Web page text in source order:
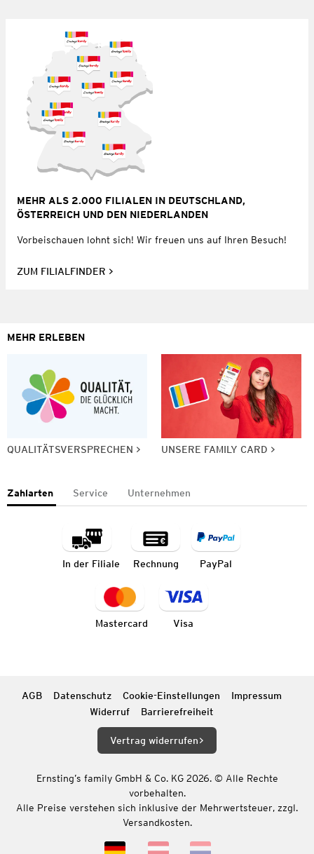
MEHR ALS 2.000 FILIALEN IN DEUTSCHLAND,
ÖSTERREICH UND DEN NIEDERLANDEN
Vorbeischauen lohnt sich! Wir freuen uns auf Ihren Besuch!
ZUM FILIALFINDER
MEHR ERLEBEN
QUALITÄTSVERSPRECHEN UNSERE FAMILY CARD
Zahlarten Service Unternehmen
In der Filiale Rechnung PayPal
Mastercard Visa
AGB Datenschutz Cookie-Einstellungen
Impressum
Widerruf
Barrierefreiheit
Vertrag widerrufen
Ernsting’s family GmbH & Co. KG 2026. © Alle Rechte
vorbehalten.
Alle Preise verstehen sich inklusive der Mehrwertsteuer, zzgl.
Versandkosten.